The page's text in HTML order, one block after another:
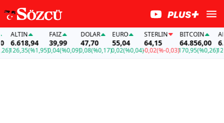
ALTIN
6.618,94
(%1,95)
FAİZ
39,99
0,04(%0,09)
DOLAR
47,70
0,08(%0,17)
EURO
55,04
0,02(%0,04)
STERLIN
64,15
-0,02(%-0,03)
BITCOIN
64.856,00
170,95(%0,26)
ALTIN